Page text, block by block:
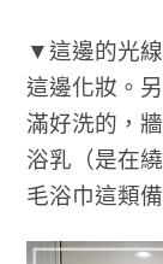
▼這邊的光
這邊化妝。
滿好洗的，
浴乳（是在
毛浴巾這類